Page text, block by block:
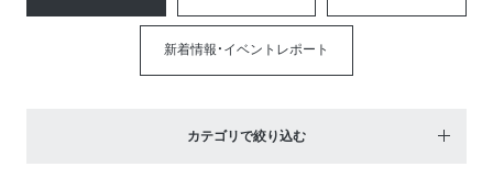
新着情報・イベントレポート
カテゴリで絞り込む